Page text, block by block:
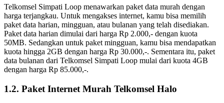
Telkomsel Simpati Loop menawarkan paket data murah dengan
harga terjangkau. Untuk mengakses internet, kamu bisa memilih
paket data harian, mingguan, atau bulanan yang telah disediakan.
Paket data harian dimulai dari harga Rp 2.000,- dengan kuota
50MB. Sedangkan untuk paket mingguan, kamu bisa mendapatkan
kuota hingga 2GB dengan harga Rp 30.000,-. Sementara itu, paket
data bulanan dari Telkomsel Simpati Loop mulai dari kuota 4GB
dengan harga Rp 85.000,-.
1.2. Paket Internet Murah Telkomsel Halo